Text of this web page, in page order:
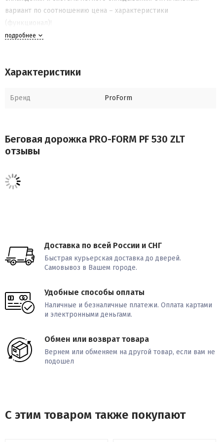
вариант по соотношению цена – характеристики
(функционал)!
Бренд, производитель PRO-FORM, компания ICON (США)
Тип домашняя, Электрическая
Пиковая мощность двигателя 2.75 л.с.
Максимальный вес пользователя 115 кг
Угол наклона бегового полотна от 0% до +10%
Control
Система амортизации два цилиндрических амортизатора
Измерение пульса сенсорные датчики Dual EKG™ Grips.
подробнее
Характеристики
Бренд ProForm
Беговая дорожка PRO-FORM PF 530 ZLT
отзывы
Доставка по всей России и СНГ
Быстрая курьерская доставка до дверей.
Самовывоз в Вашем городе.
Удобные способы оплаты
Наличные и безналичные платежи. Оплата картами
и электронными деньгами.
Обмен или возврат товара
Вернем или обменяем на другой товар, если вам не
подошел
С этим товаром также покупают